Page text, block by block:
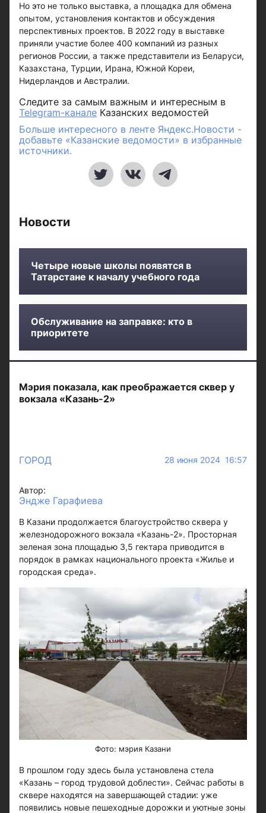
Но это не только выставка, а площадка для обмена
опытом, установления контактов и обсуждения
перспективных проектов. В 2022 году в выставке
приняли участие более 400 компаний из разных
регионов России, а также представители из Беларуси,
Казахстана, Турции, Ирана, Южной Кореи,
Нидерландов и Австралии.
Следите за самым важным и интересным в
Telegram-канале Казанских ведомостей
Больше интересного в ленте Яндекс.Новости -
добавьте «Казанские ведомости» в избранные
источники.
Новости
Четыре новые школы появятся в
Татарстане к началу учебного года
Обслуживание на заправке: кто в
приоритете
Мэрия показала, как преображается сквер у
вокзала «Казань-2»
ГОРОД 28 июня 2024 16:57
Автор:
Эндже Гарафиева
В Казани продолжается благоустройство сквера у
железнодорожного вокзала «Казань-2». Просторная
зеленая зона площадью 3,5 гектара приводится в
порядок в рамках национального проекта «Жилье и
городская среда».
Фото: мэрия Казани
В прошлом году здесь была установлена стела
«Казань – город трудовой доблести». Сейчас работы в
сквере находятся на завершающей стадии: уже
появились новые пешеходные дорожки и уютные зоны